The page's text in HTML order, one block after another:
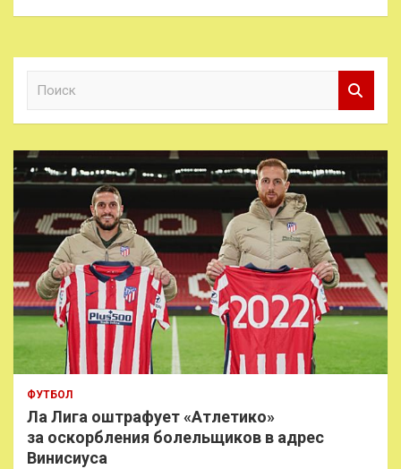
к
ФУТБОЛ
Ла Лига оштрафует «Атлетико»
за оскорбления болельщиков в адрес
Винисиуса